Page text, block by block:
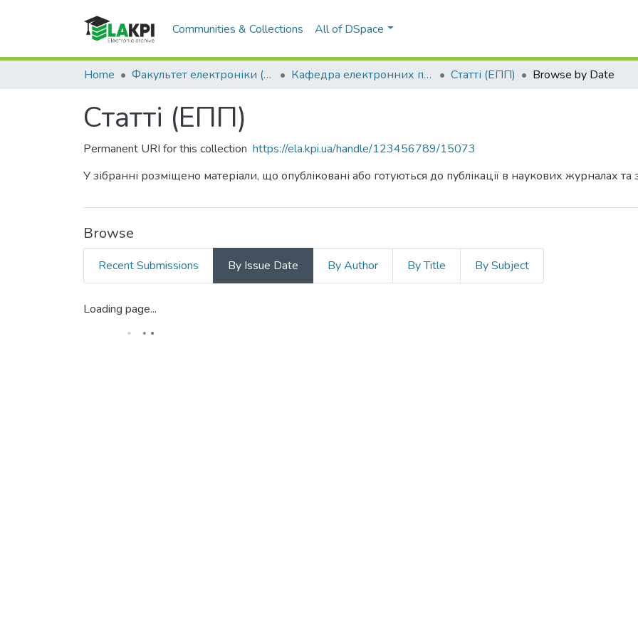
Communities & Collections All of DSpace
Home Факультет електроніки (ФЕЛ) Кафедра електронних приладів та пристроїв (ЕПП) Статті (ЕПП) Browse by Date
Статті (ЕПП)
Permanent URI for this collection https://ela.kpi.ua/handle/123456789/15073
У зібранні розміщено матеріали, що опубліковані або готуються до публікації в наукових журналах та
Browse
Recent Submissions By Issue Date By Author By Title By Subject
Loading page...